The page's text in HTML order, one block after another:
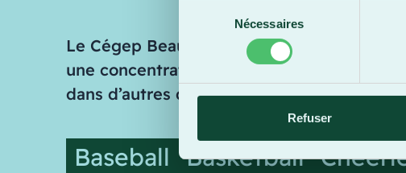
consentement
Nécessaires
Refuser
Le Cégep Beauce-Appalaches aligne des
une concentration ringuette. Selon
dans d’autres disciplines.
Baseball Basketball